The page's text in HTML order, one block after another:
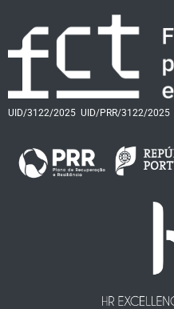
UID/3122/2025 UID/PRR/3122/2025